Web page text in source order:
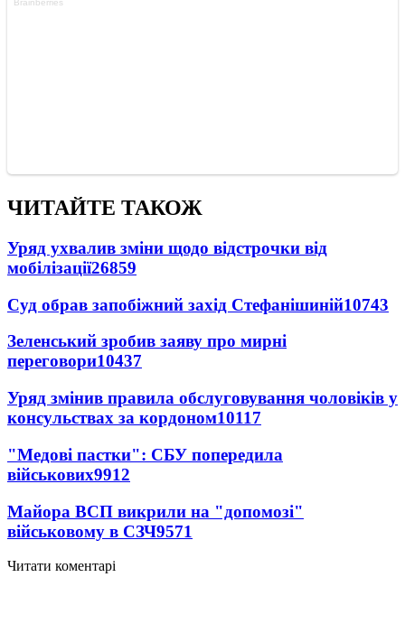
ЧИТАЙТЕ ТАКОЖ
Уряд ухвалив зміни щодо відстрочки від
мобілізації26859
Суд обрав запобіжний захід Стефанішиній10743
Зеленський зробив заяву про мирні
переговори10437
Уряд змінив правила обслуговування чоловіків у
консульствах за кордоном10117
"Медові пастки": СБУ попередила
військових9912
Майора ВСП викрили на "допомозі"
військовому в СЗЧ9571
Читати коментарі